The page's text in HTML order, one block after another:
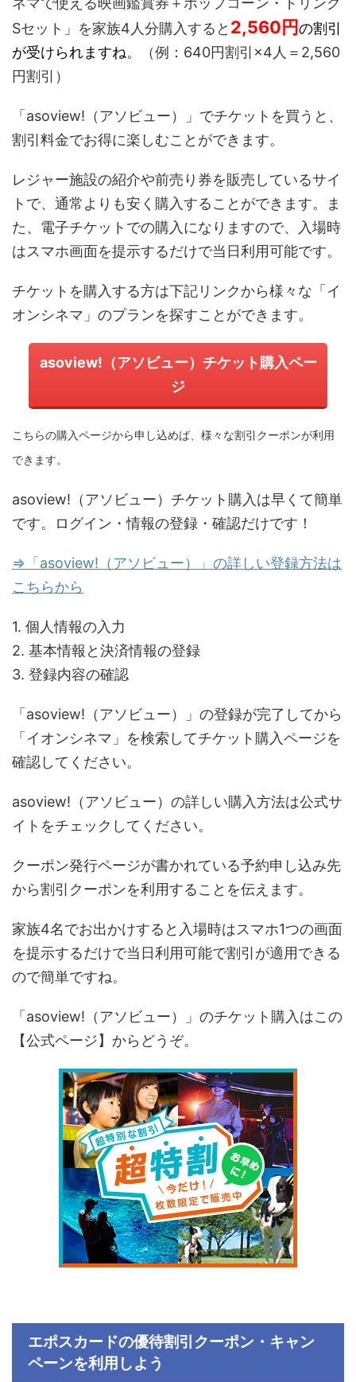
Sセット」を家族4人分購入すると 2,560円の割引
が受けられますね。（例：640円割引×4人＝2,560
円割引）
「asoview!（アソビュー）」でチケットを買うと、
割引料金でお得に楽しむことができます。
レジャー施設の紹介や前売り券を販売しているサイ
トで、通常よりも安く購入することができます。ま
た、電子チケットでの購入になりますので、入場時
はスマホ画面を提示するだけで当日利用可能です。
チケットを購入する方は下記リンクから様々な「イ
オンシネマ」のプランを探すことができます。
asoview!（アソビュー）チケット購入ペー
ジ
こちらの購入ページから申し込めば、様々な割引クーポンが利用
できます。
asoview!（アソビュー）チケット購入は早くて簡単
です。ログイン・情報の登録・確認だけです！
⇒「asoview!（アソビュー）」の詳しい登録方法は
こちらから
1. 個人情報の入力
2. 基本情報と決済情報の登録
3. 登録内容の確認
「asoview!（アソビュー）」の登録が完了してから
「イオンシネマ」を検索してチケット購入ページを
確認してください。
asoview!（アソビュー）の詳しい購入方法は公式サ
イトをチェックしてください。
クーポン発行ページが書かれている予約申し込み先
から割引クーポンを利用することを伝えます。
家族4名でお出かけすると入場時はスマホ1つの画面
を提示するだけで当日利用可能で割引が適用できる
ので簡単ですね。
「asoview!（アソビュー）」のチケット購入はこの
【公式ページ】からどうぞ。
エポスカードの優待割引クーポン・キャン
ペーンを利用しよう